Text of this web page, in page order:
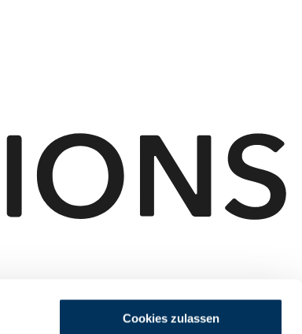
Cookies zulassen